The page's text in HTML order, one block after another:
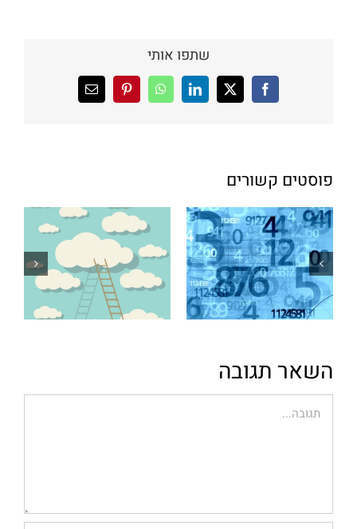
שתפו אותי
Facebook
X
LinkedIn
WhatsApp
Pinterestכתובת
דואר
פוסטים קשורים
השאר תגובה